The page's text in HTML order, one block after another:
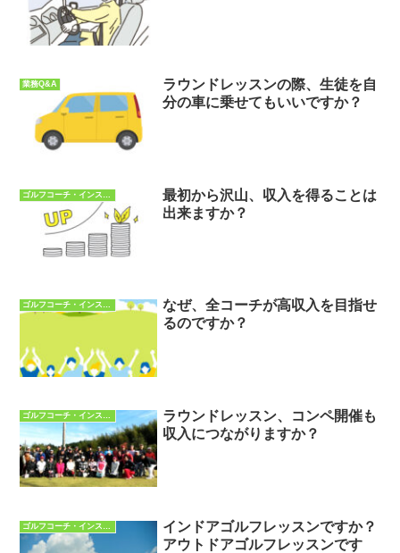
業務Q&A
ラウンドレッスンの際、生徒を自
分の車に乗せてもいいですか？
最初から沢山、収入を得ることは
出来ますか？
ゴルフコーチ・インストラクターQ&A
なぜ、全コーチが高収入を目指せ
るのですか？
ゴルフコーチ・インストラクターQ&A
ラウンドレッスン、コンペ開催も
収入につながりますか？
インドアゴルフレッスンですか？
アウトドアゴルフレッスンです